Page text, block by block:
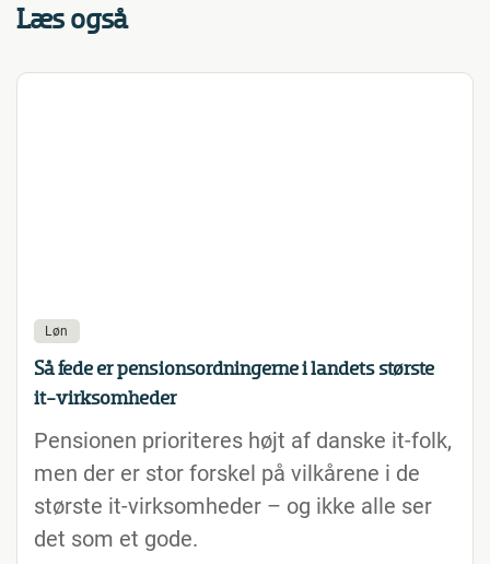
Læs også
Løn
Så fede er pensionsordningerne i landets største
it-virksomheder
Pensionen prioriteres højt af danske it-folk,
men der er stor forskel på vilkårene i de
største it-virksomheder – og ikke alle ser
det som et gode.